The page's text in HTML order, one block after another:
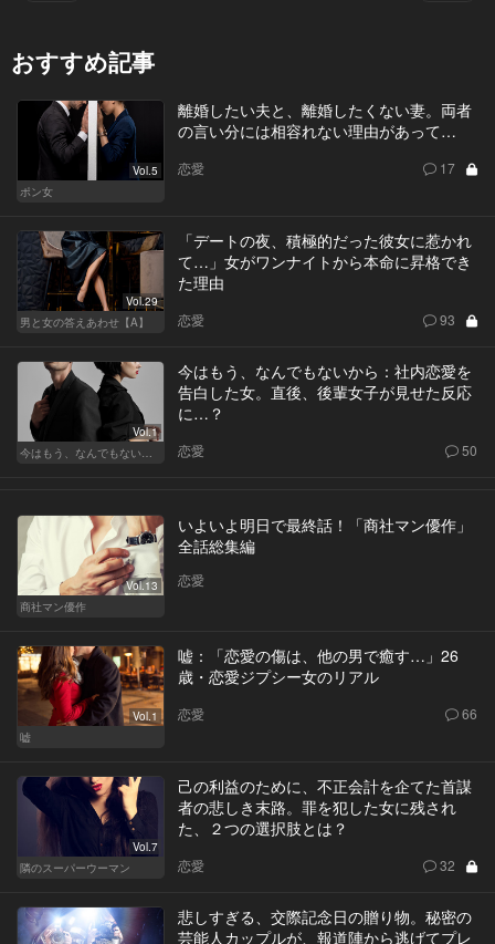
おすすめ記事
Vol.5
ポン女
離婚したい夫と、離婚したくない妻。両者
の言い分には相容れない理由があって…
恋愛 17
Vol.29
男と女の答えあわせ【A】
「デートの夜、積極的だった彼女に惹かれ
て…」女がワンナイトから本命に昇格でき
た理由
恋愛 93
Vol.1
今はもう、なんでもないから
今はもう、なんでもないから：社内恋愛を
告白した女。直後、後輩女子が見せた反応
に…？
恋愛 50
Vol.13
商社マン優作
いよいよ明日で最終話！「商社マン優作」
全話総集編
恋愛
Vol.1
嘘
嘘：「恋愛の傷は、他の男で癒す…」26
歳・恋愛ジプシー女のリアル
恋愛 66
Vol.7
隣のスーパーウーマン
己の利益のために、不正会計を企てた首謀
者の悲しき末路。罪を犯した女に残され
た、２つの選択肢とは？
恋愛 32
悲しすぎる、交際記念日の贈り物。秘密の
芸能人カップルが、報道陣から逃げてプレ